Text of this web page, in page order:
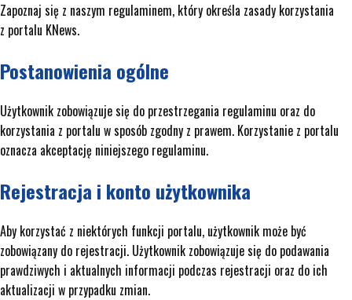
Zapoznaj się z naszym regulaminem, który określa zasady korzystania
z portalu KNews.
Postanowienia ogólne
Użytkownik zobowiązuje się do przestrzegania regulaminu oraz do
korzystania z portalu w sposób zgodny z prawem. Korzystanie z portalu
oznacza akceptację niniejszego regulaminu.
Rejestracja i konto użytkownika
Aby korzystać z niektórych funkcji portalu, użytkownik może być
zobowiązany do rejestracji. Użytkownik zobowiązuje się do podawania
prawdziwych i aktualnych informacji podczas rejestracji oraz do ich
aktualizacji w przypadku zmian.